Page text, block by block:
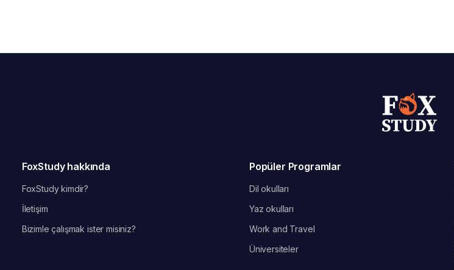
FoxStudy hakkında
FoxStudy kimdir?
İletişim
Bizimle çalışmak ister misiniz?
Popüler Programlar
Dil okulları
Yaz okulları
Work and Travel
Üniversiteler